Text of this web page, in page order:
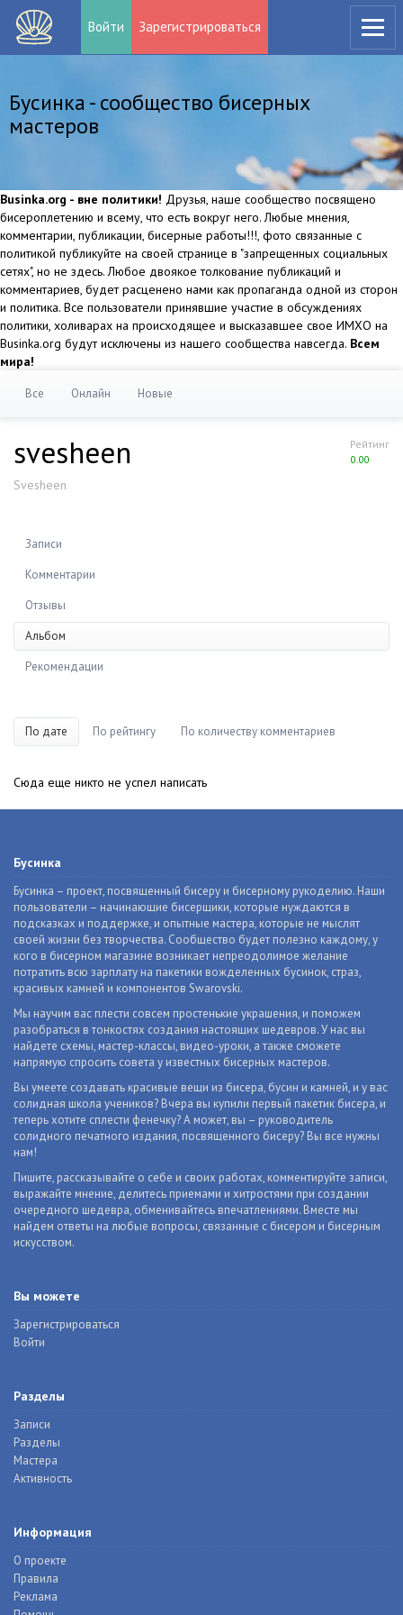
Войти Зарегистрироваться
Бусинка - сообщество бисерных
мастеров
Businka.org - вне политики! Друзья, наше сообщество посвящено
бисероплетению и всему, что есть вокруг него. Любые мнения,
комментарии, публикации, бисерные работы!!!, фото связанные с
политикой публикуйте на своей странице в "запрещенных социальных
сетях", но не здесь. Любое двоякое толкование публикаций и
комментариев, будет расценено нами как пропаганда одной из сторон
и политика. Все пользователи принявшие участие в обсуждениях
политики, холиварах на происходящее и высказавшее свое ИМХО на
Businka.org будут исключены из нашего сообщества навсегда. Всем
мира!
Все Онлайн Новые
Рейтинг
0.00
svesheen
Svesheen
Записи
Комментарии
Отзывы
Альбом
Рекомендации
По дате По рейтингу По количеству комментариев
Сюда еще никто не успел написать
Бусинка
Бусинка – проект, посвященный бисеру и бисерному рукоделию. Наши
пользователи – начинающие бисерщики, которые нуждаются в
подсказках и поддержке, и опытные мастера, которые не мыслят
своей жизни без творчества. Сообщество будет полезно каждому, у
кого в бисерном магазине возникает непреодолимое желание
потратить всю зарплату на пакетики вожделенных бусинок, страз,
красивых камней и компонентов Swarovski.
Мы научим вас плести совсем простенькие украшения, и поможем
разобраться в тонкостях создания настоящих шедевров. У нас вы
найдете схемы, мастер-классы, видео-уроки, а также сможете
напрямую спросить совета у известных бисерных мастеров.
Вы умеете создавать красивые вещи из бисера, бусин и камней, и у вас
солидная школа учеников? Вчера вы купили первый пакетик бисера, и
теперь хотите сплести фенечку? А может, вы – руководитель
солидного печатного издания, посвященного бисеру? Вы все нужны
нам!
Пишите, рассказывайте о себе и своих работах, комментируйте записи,
выражайте мнение, делитесь приемами и хитростями при создании
очередного шедевра, обменивайтесь впечатлениями. Вместе мы
найдем ответы на любые вопросы, связанные с бисером и бисерным
искусством.
Вы можете
Зарегистрироваться
Войти
Разделы
Записи
Разделы
Мастера
Активность
Информация
О проекте
Правила
Реклама